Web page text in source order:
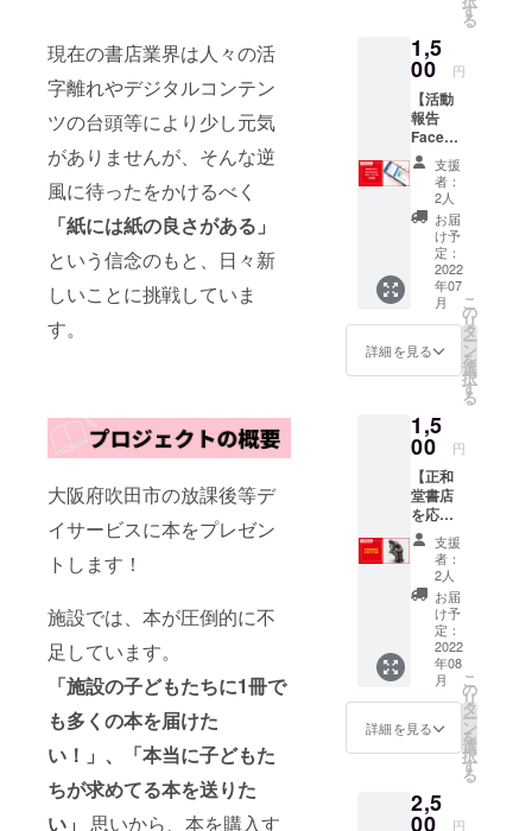
現在の書店業界は人々の活
字離れやデジタルコンテン
ツの台頭等により少し元気
がありませんが、そんな逆
風に待ったをかけるべく
「紙には紙の良さがある」
という信念のもと、日々新
しいことに挑戦していま
す。
大阪府吹田市の放課後等デ
イサービスに本をプレゼン
トします！
施設では、本が圧倒的に不
足しています。
「施設の子どもたちに1冊で
も多くの本を届けた
い！」、「本当に子どもた
ちが求めてる本を送りた
い」 思いから、本を購入す
りさせ
ていた
だきま
す。
す
る
1,5
00 円
【活動
報告
Facebo
okグ
ループ
への招
待】 プ
レゼン
トの報
告や活
動を広
げるた
めの意
見交換
の場な
どに使
いただ
きま
す。 個
別でオ
ンライ
ンの
URLを
お送り
しま
す。 ※
招待リ
ンクの
無断転
送は禁
止で
す。
支援
者：
2人
お届
け予
定：
2022
年07
月
詳細を見る
こ
の
リ
タ
ー
ン
を
選
択
す
る
1,5
00 円
【正和
堂書店
を応援
できる
権】 正
和堂書
店さま
にて、
プレゼ
ント本
を買わ
せて頂
きま
す。 書
店ス
タッフ
さまか
ら、お
支援
者：
2人
お届
け予
定：
2022
年08
月
詳細を見る
こ
の
リ
タ
ー
ン
を
選
択
す
る
2,5
00 円